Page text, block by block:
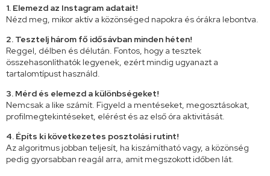
1. Elemezd az Instagram adatait!
Nézd meg, mikor aktív a közönséged napokra és órákra lebontva.
2. Tesztelj három fő idősávban minden héten!
Reggel, délben és délután. Fontos, hogy a tesztek
összehasonlíthatók legyenek, ezért mindig ugyanazt a
tartalomtípust használd.
3. Mérd és elemezd a különbségeket!
Nemcsak a like számít. Figyeld a mentéseket, megosztásokat,
profilmegtekintéseket, elérést és az első óra aktivitását.
4. Építs ki következetes posztolási rutint!
Az algoritmus jobban teljesít, ha kiszámítható vagy, a közönség
pedig gyorsabban reagál arra, amit megszokott időben lát.